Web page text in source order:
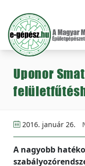
Uponor
2016. január 26.
A nagyobb